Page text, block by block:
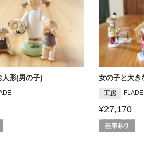
人形(男の子) 女の子と大き
工房 FLADE
¥27,170